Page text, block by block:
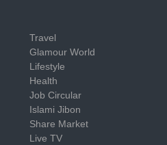
Travel
Glamour World
Lifestyle
Health
Job Circular
Islami Jibon
Share Market
Live TV